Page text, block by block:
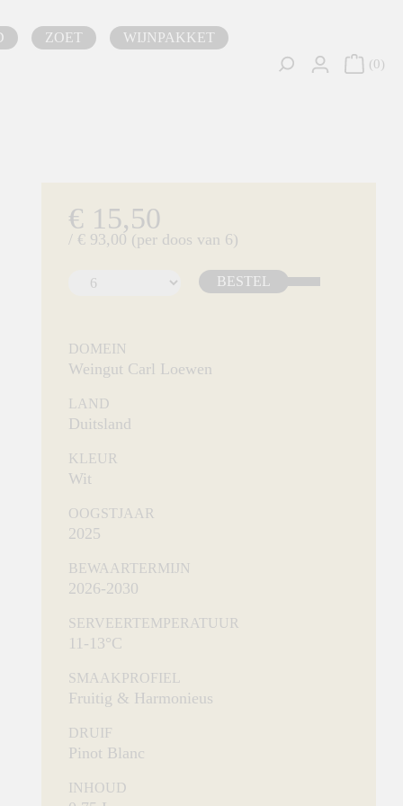
ZOET
WIJNPAKKET
0
€ 15,50
/ € 93,00 (per doos van 6)
BESTEL
DOMEIN
Weingut Carl Loewen
LAND
Duitsland
KLEUR
Wit
OOGSTJAAR
2025
BEWAARTERMIJN
2026-2030
SERVEERTEMPERATUUR
11-13°C
SMAAKPROFIEL
Fruitig & Harmonieus
DRUIF
Pinot Blanc
INHOUD